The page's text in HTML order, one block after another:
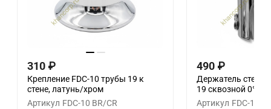
310 ₽
Крепление FDC-10 трубы 19 к
стене, латунь/хром
Артикул FDC-10 BR/CR
490 ₽
Держатель
19 сквозной 0°-
Артикул FDC-11